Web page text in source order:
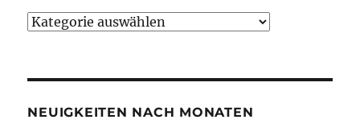
Neuigkeiten
NEUIGKEITEN NACH MONATEN